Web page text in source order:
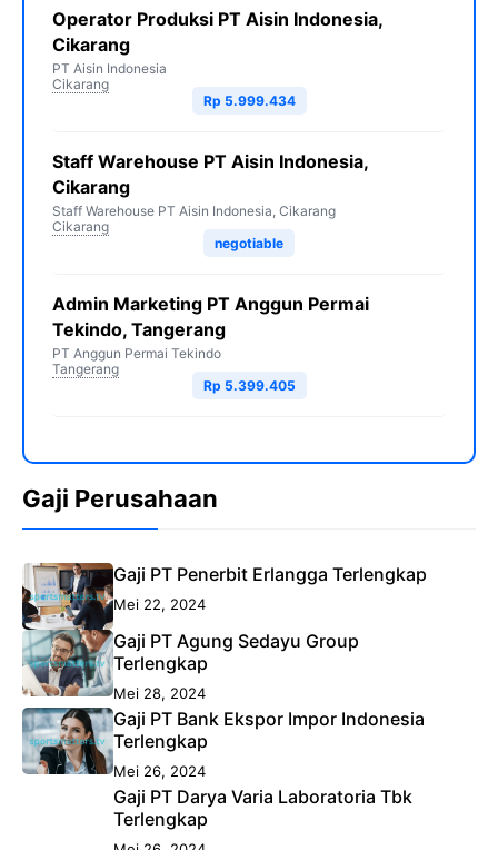
Operator Produksi PT Aisin Indonesia,
Cikarang
PT Aisin Indonesia
Cikarang
Rp 5.999.434
Staff Warehouse PT Aisin Indonesia,
Cikarang
Staff Warehouse PT Aisin Indonesia, Cikarang
Cikarang
negotiable
Admin Marketing PT Anggun Permai
Tekindo, Tangerang
PT Anggun Permai Tekindo
Tangerang
Rp 5.399.405
Gaji Perusahaan
Gaji PT Penerbit Erlangga Terlengkap
Mei 22, 2024
Gaji PT Agung Sedayu Group
Terlengkap
Mei 28, 2024
Gaji PT Bank Ekspor Impor Indonesia
Terlengkap
Mei 26, 2024
Gaji PT Darya Varia Laboratoria Tbk
Terlengkap